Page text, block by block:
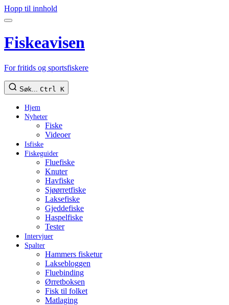
Hopp til innhold
Fiskeavisen
For fritids og sportsfiskere
Søk... Ctrl K
Hjem
Nyheter
Fiske
Videoer
Isfiske
Fiskeguider
Fluefiske
Knuter
Havfiske
Sjøørretfiske
Laksefiske
Gjeddefiske
Haspelfiske
Tester
Intervjuer
Spalter
Hammers fisketur
Laksebloggen
Fluebinding
Ørretboksen
Fisk til folket
Matlaging